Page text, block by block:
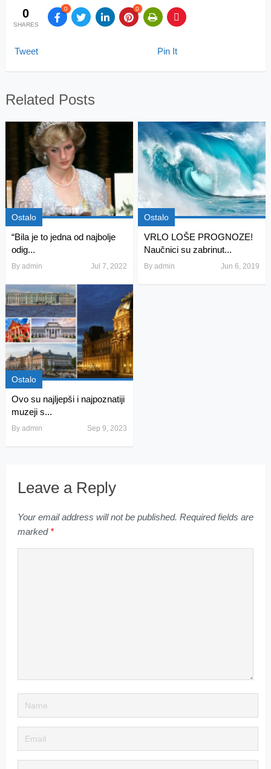
0
SHARES
0 0
Tweet Pin It
Related Posts
Ostalo
“Bila je to jedna od najbolje
odig...
By admin Jul 7, 2022
Ostalo
VRLO LOŠE PROGNOZE!
Naučnici su zabrinut...
Byadmin Jun 6, 2019
Ostalo
Ovo su najljepši i najpoznatiji
muzeji s...
By admin Sep 9, 2023
Leave a Reply
Your email address will not be published. Required fields are
marked *